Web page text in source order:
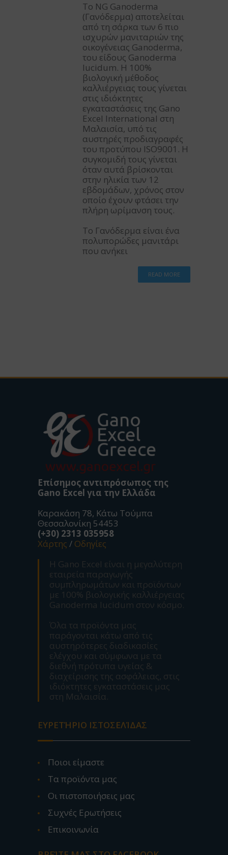
Το NG Ganoderma
(Γανόδερμα) αποτελείται
από τη σάρκα των 6 πιο
ισχυρών μανιταριών της
οικογένειας Ganoderma,
του είδους Ganoderma
lucidum. Η 100%
βιολογική μέθοδος
καλλιέργειας τους γίνεται
στις ιδιόκτητες
εγκαταστάσεις της Gano
Excel International στη
Μαλαισία, υπό τις
αυστηρές προδιαγραφές
του προτύπου ISO9001. Η
συγκομιδή τους γίνεται
όταν αυτά βρίσκονται
στην ηλικία των 12
εβδομάδων, χρόνος στον
οποίο έχουν φτάσει την
πλήρη ωρίμανση τους.
Το Γανόδερμα είναι ένα
πολυπορώδες μανιτάρι
που ανήκει
READ MORE
Επίσημος αντιπρόσωπος της
Gano Excel για την Ελλάδα
Καρακάση 78, Κάτω Τούμπα
Θεσσαλονίκη 54453
(+30) 2313 035958
Χάρτης / Οδηγίες
Η Gano Excel είναι η μεγαλύτερη
εταιρεία παραγωγής
συμπληρωμάτων και προϊόντων
με 100% βιολογικής καλλιέργειας
Ganoderma lucidum στον κόσμο.
Όλα τα προϊόντα μας
παράγονται κάτω από τις
αυστηρότερες διαδικασίες
ελέγχου και σύμφωνα με τα
διεθνή πρότυπα υγείας &
διαχείρισης της ασφάλειας, στις
ιδιόκτητες εγκαταστάσεις μας
στη Μαλαισία.
ΕΥΡΕΤΉΡΙΟ ΙΣΤΟΣΕΛΊΔΑΣ
Ποιοι είμαστε
Τα προϊόντα μας
Οι πιστοποιήσεις μας
Συχνές Ερωτήσεις
Επικοινωνία